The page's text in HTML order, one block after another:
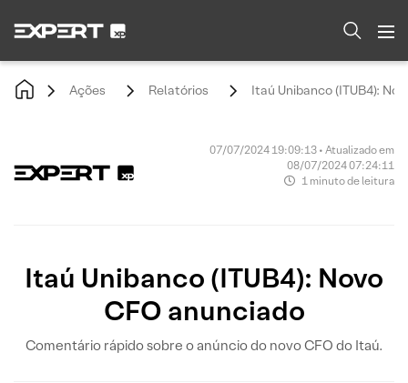
Ações Relatórios Itaú Unibanco (ITUB4):
07/07/2024 19:09:13 • Atualizado em
08/07/2024 07:24:11
1 minuto de leitura
Itaú Unibanco (ITUB4): Novo
CFO anunciado
Comentário rápido sobre o anúncio do novo CFO do Itaú.